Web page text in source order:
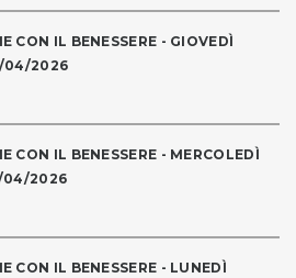
CON IL BENESSERE - GIOVEDÌ
04/2026
CON IL BENESSERE - MERCOLEDÌ
04/2026
CON IL BENESSERE - LUNEDÌ